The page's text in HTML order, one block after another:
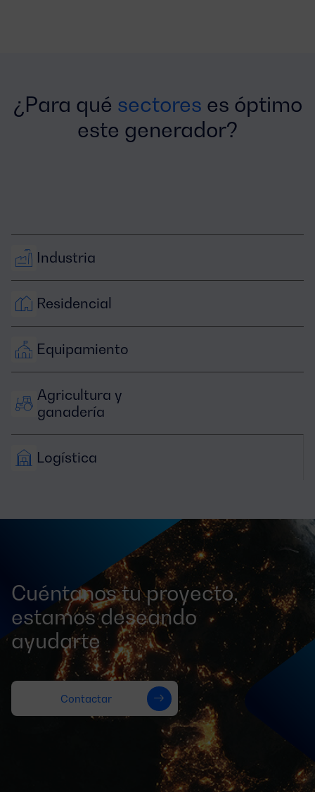
¿Para qué sectores es óptimo
este generador?
Industria
Residencial
Equipamiento
Agricultura y
ganadería
Logística
Cuéntanos tu proyecto,
estamos deseando
ayudarte
Contactar